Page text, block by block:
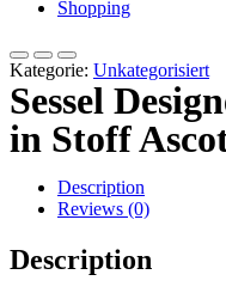
Shopping
Kategorie: Unkategorisiert
Sessel
in Stoff
Description
Reviews (0)
Description